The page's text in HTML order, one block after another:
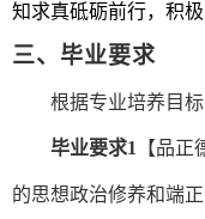
知求真砥砺前行，积
三、毕业要求
根据专业培养目
毕业要求1 【品正
的思想政治修养和端